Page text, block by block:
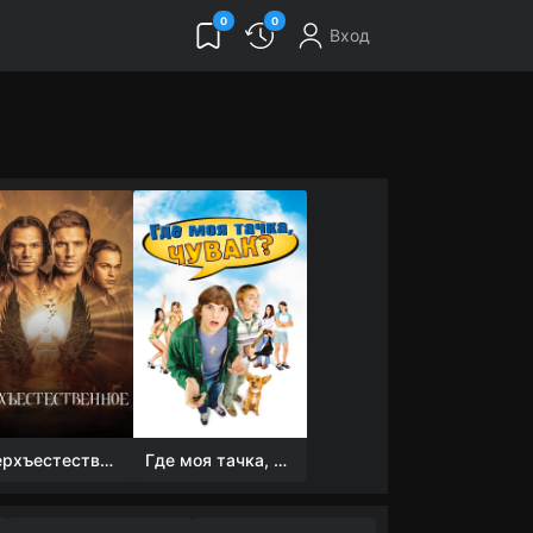
0 0
Вход
Сверхъестественное Где моя тачка, чувак?